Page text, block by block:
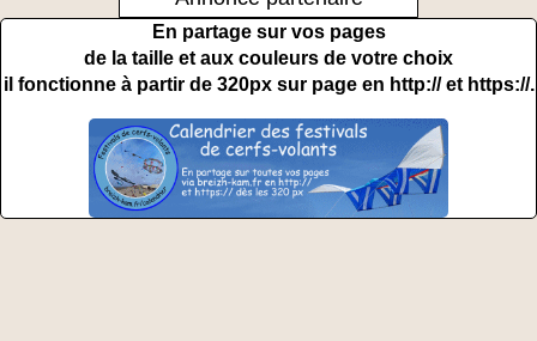
En partage sur vos pages
de la taille et aux couleurs de votre choix
il fonctionne à partir de 320px sur page en http:// et https://.